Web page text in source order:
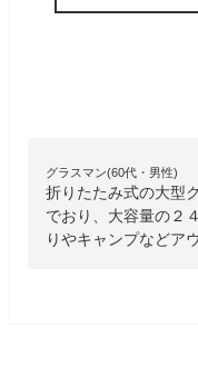
グラスマン(60代・男性)
折りたたみ式の大型
でおり、大容量の２
りやキャンプなどア